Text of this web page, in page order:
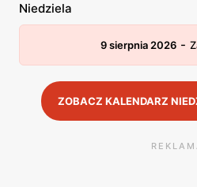
Niedziela
9 sierpnia 2026 -
ZOBACZ KALENDARZ